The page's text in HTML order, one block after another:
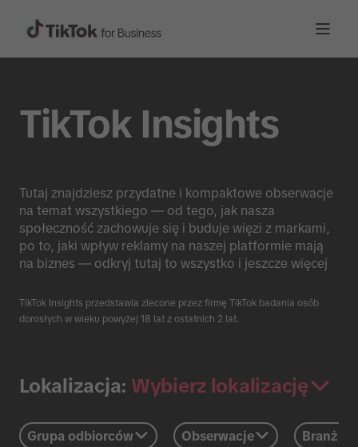
TikTok Insights
Tutaj znajdziesz przydatne i kompaktowe obserwacje
na temat wszystkiego ― od tego, jak nasza
społeczność zachowuje się i buduje więzi z markami,
po to, jaki wpływ reklamy na naszej platformie mają
na biznes ― odkryj tutaj to wszystko i jeszcze więcej
TikTok Insights przedstawia zlecone przez firmę TikTok badania osób
dorosłych w wieku powyżej 18 lat z ostatnich 2 lat.
Lokalizacja: Wybierz lokalizację
Grupa odbiorców Obserwacje Branża